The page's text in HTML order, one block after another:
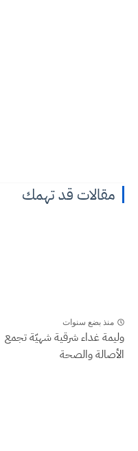
مقالات قد تهمك
منذ بضع سنوات
وليمة غداء شرقية شهيّة تجمع
الأصالة والصحة